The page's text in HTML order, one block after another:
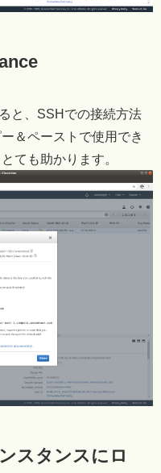
と、SSHでの接続方法
＆ペーストで使用でき
ても助かります。
スタンスにロ